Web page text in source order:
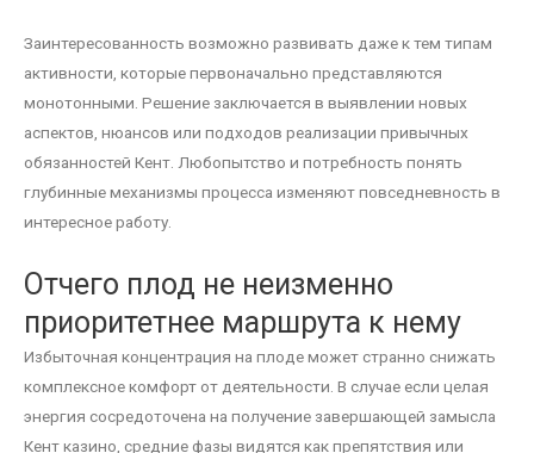
Заинтересованность возможно развивать даже к тем типам
активности, которые первоначально представляются
монотонными. Решение заключается в выявлении новых
аспектов, нюансов или подходов реализации привычных
обязанностей Кент. Любопытство и потребность понять
глубинные механизмы процесса изменяют повседневность в
интересное работу.
Отчего плод не неизменно
приоритетнее маршрута к нему
Избыточная концентрация на плоде может странно снижать
комплексное комфорт от деятельности. В случае если целая
энергия сосредоточена на получение завершающей замысла
Кент казино, средние фазы видятся как препятствия или